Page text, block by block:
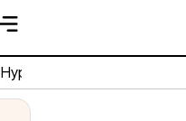
HyperOS 3